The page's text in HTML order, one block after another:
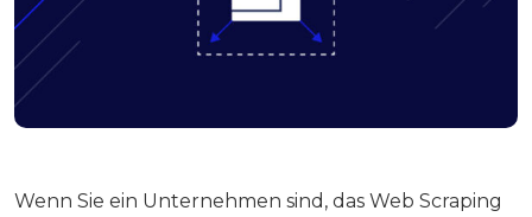
Wenn Sie ein Unternehmen sind, das Web Scraping